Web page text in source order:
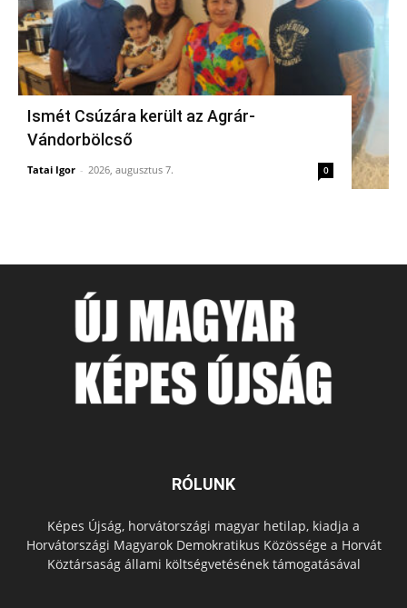
Ismét Csúzára került az Agrár-
Vándorbölcső
Tatai Igor - 2026, augusztus 7. 0
RÓLUNK
Képes Újság, horvátországi magyar hetilap, kiadja a
Horvátországi Magyarok Demokratikus Közössége a Horvát
Köztársaság állami költségvetésének támogatásával